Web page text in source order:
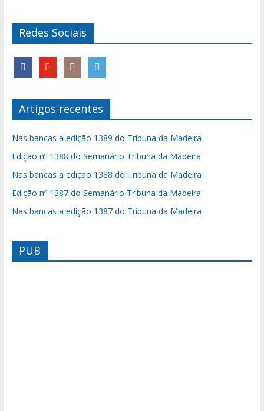
Redes Sociais
Artigos recentes
Nas bancas a edição 1389 do Tribuna da Madeira
Edição nº 1388 do Semanário Tribuna da Madeira
Nas bancas a edição 1388 do Tribuna da Madeira
Edição nº 1387 do Semanário Tribuna da Madeira
Nas bancas a edição 1387 do Tribuna da Madeira
PUB